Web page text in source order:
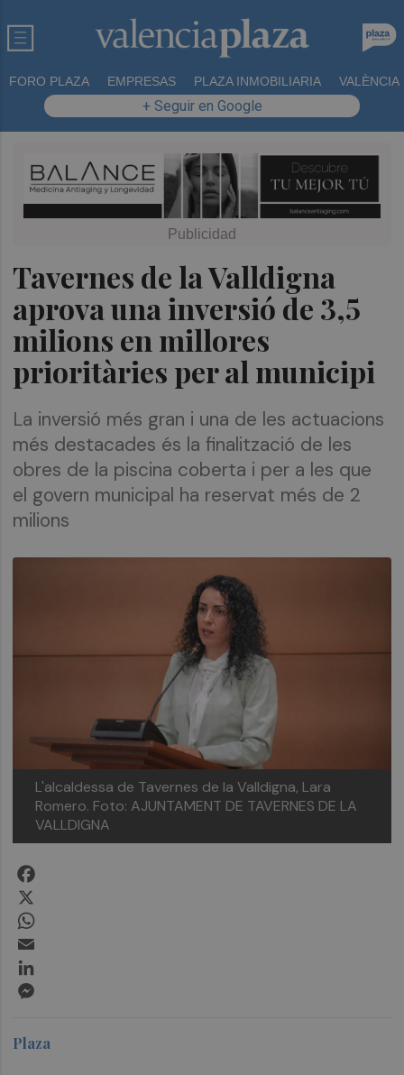
FORO PLAZA EMPRESAS PLAZA INMOBILIARIA VALÈNCIA
+ Seguir en Google
Tavernes de la Valldigna
aprova una inversió de 3,5
milions en millores
prioritàries per al municipi
La inversió més gran i una de les actuacions
més destacades és la finalització de les
obres de la piscina coberta i per a les que
el govern municipal ha reservat més de 2
milions
L'alcaldessa de Tavernes de la Valldigna, Lara
Romero. Foto: AJUNTAMENT DE TAVERNES DE LA
VALLDIGNA
Plaza